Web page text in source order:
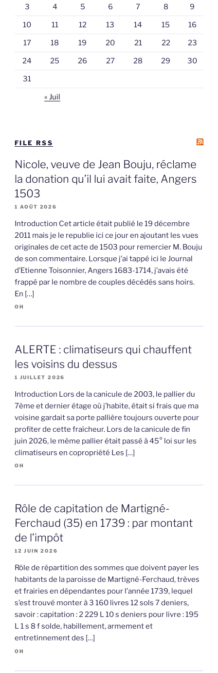
3 4 5 6 7 8 9
10 11 12 13 14 15 16
17 18 19 20 21 22 23
24 25 26 27 28 29 30
31
« Juil
FILE RSS
Nicole, veuve de Jean Bouju, réclame
la donation qu’il lui avait faite, Angers
1503
1 AOÛT 2026
Introduction Cet article était publié le 19 décembre
2011 mais je le republie ici ce jour en ajoutant les vues
originales de cet acte de 1503 pour remercier M. Bouju
de son commentaire. Lorsque j’ai tappé ici le Journal
d’Etienne Toisonnier, Angers 1683-1714, j’avais été
frappé par le nombre de couples décédés sans hoirs.
En […]
OH
ALERTE : climatiseurs qui chauffent
les voisins du dessus
1 JUILLET 2026
Introduction Lors de la canicule de 2003, le pallier du
7ème et dernier étage où j’habite, était si frais que ma
voisine gardait sa porte pallière toujours ouverte pour
profiter de cette fraîcheur. Lors de la canicule de fin
juin 2026, le même pallier était passé à 45° loi sur les
climatiseurs en copropriété Les […]
OH
Rôle de capitation de Martigné-
Ferchaud (35) en 1739 : par montant
de l’impôt
12 JUIN 2026
Rôle de répartition des sommes que doivent payer les
habitants de la paroisse de Martigné-Ferchaud, trèves
et frairies en dépendantes pour l’année 1739, lequel
s’est trouvé monter à 3 160 livres 12 sols 7 deniers,
savoir : capitation : 2 229 L 10 s deniers pour livre : 195
L 1 s 8 f solde, habillement, armement et
entretinnement des […]
OH